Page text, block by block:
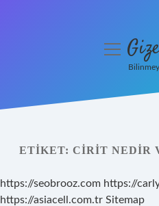
Yasal Uyarı
Hakkımızda
menüyü
ETIKET: CIRIT NEDIR
https://seobrooz.com https://
https://asiacell.com.tr Sitemap